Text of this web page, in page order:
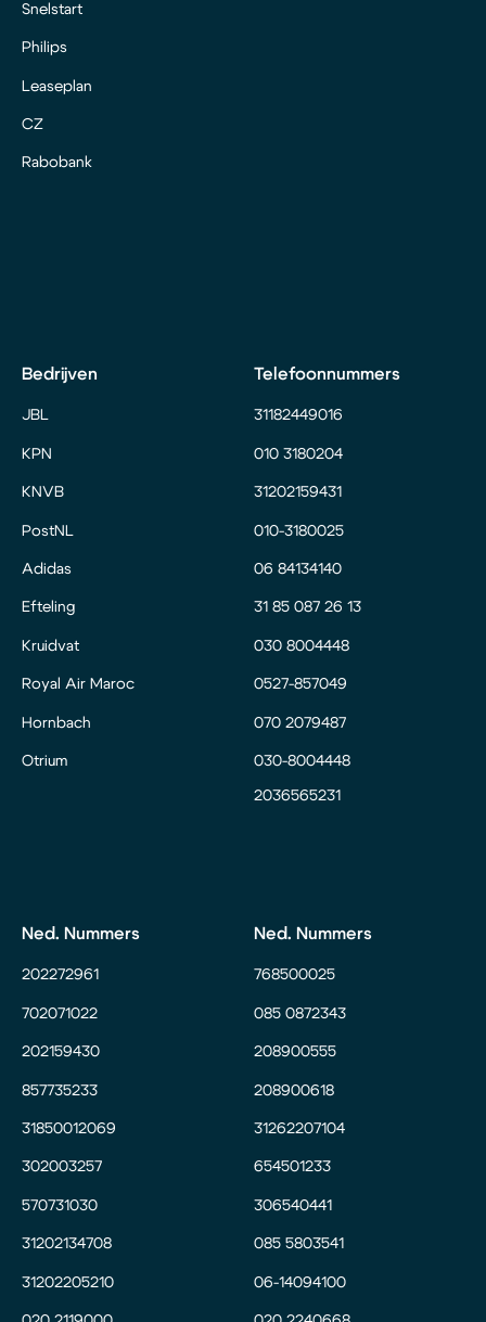
Snelstart
Philips
Leaseplan
CZ
Rabobank
Bedrijven
JBL
KPN
KNVB
PostNL
Adidas
Efteling
Kruidvat
Royal Air Maroc
Hornbach
Otrium
Telefoonnummers
31182449016
010 3180204
31202159431
010-3180025
06 84134140
31 85 087 26 13
030 8004448
0527-857049
070 2079487
030-8004448
2036565231
Ned. Nummers
202272961
702071022
202159430
857735233
31850012069
302003257
570731030
31202134708
31202205210
Ned. Nummers
768500025
085 0872343
208900555
208900618
31262207104
654501233
306540441
085 5803541
06-14094100